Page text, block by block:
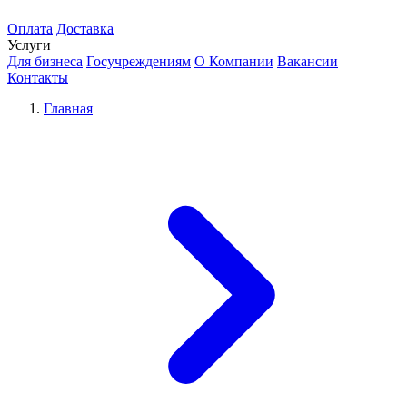
Оплата Доставка
Услуги
Для бизнеса Госучреждениям О Компании Вакансии
Контакты
Главная